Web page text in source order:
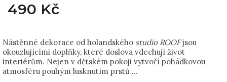
490 Kč
Nástěnné dekorace od holandského studio ROOFjsou
okouzlujícími doplňky, které doslova vdechují život
interiérům. Nejen v dětském pokoji vytvoří pohádkovou
atmosféru pouhým lusknutím prstů …